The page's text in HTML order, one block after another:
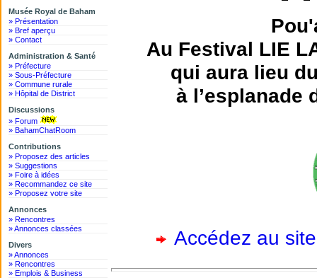
Musée Royal de Baham
» Présentation
» Bref aperçu
» Contact
Administration & Santé
» Préfecture
» Sous-Préfecture
» Commune rurale
» Hôpital de District
Discussions
» Forum
» BahamChatRoom
Contributions
» Proposez des articles
» Suggestions
» Foire à idées
» Recommandez ce site
» Proposez votre site
Annonces
» Rencontres
» Annonces classées
Divers
» Annonces
» Rencontres
» Emplois & Business
Au Festival LIE
qui aura lieu
à l’esplanade
Accédez au